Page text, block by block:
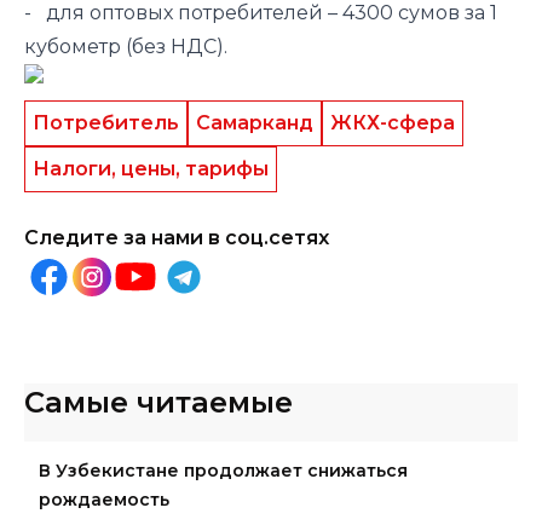
- для оптовых потребителей – 4300 сумов за 1
кубометр (без НДС).
Потребитель Самарканд
ЖКХ-сфера
Налоги, цены, тарифы
Следите за нами в соц.сетях
Самые читаемые
В Узбекистане продолжает снижаться
рождаемость